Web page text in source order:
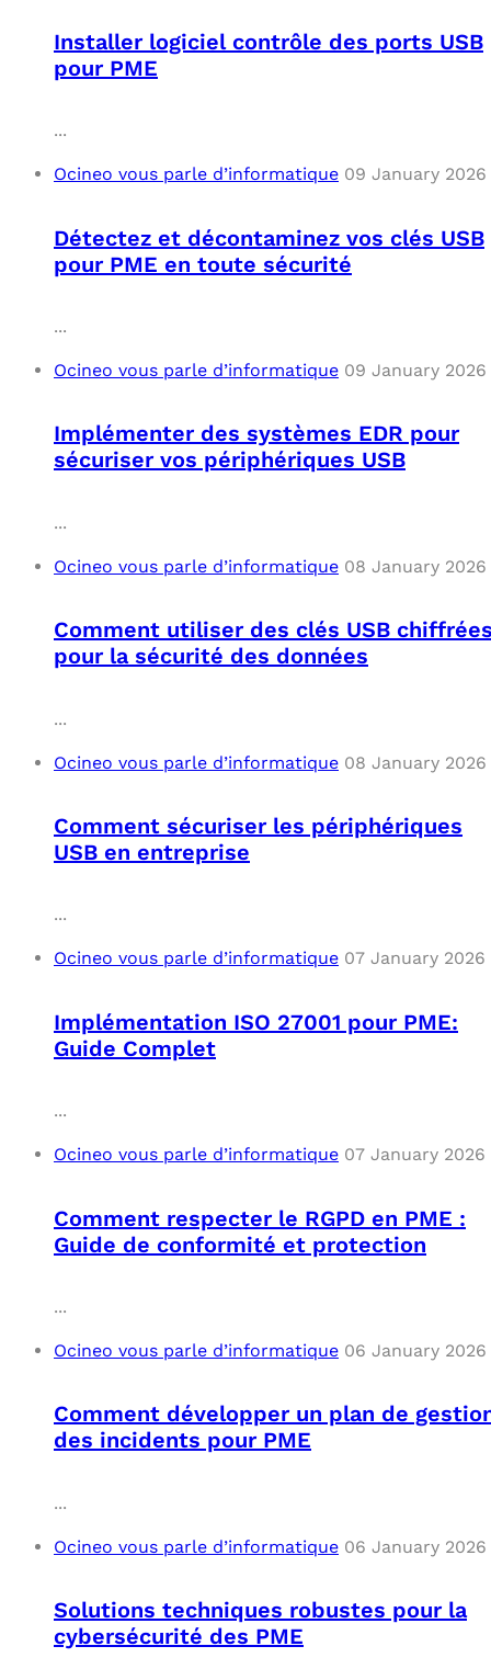
Installer logiciel contrôle des ports USB
pour PME
...
Ocineo vous parle d’informatique 09 January 2026
Détectez et décontaminez vos clés USB
pour PME en toute sécurité
...
Ocineo vous parle d’informatique 09 January 2026
Implémenter des systèmes EDR pour
sécuriser vos périphériques USB
...
Ocineo vous parle d’informatique 08 January 2026
Comment utiliser des clés USB
pour la sécurité des données
...
Ocineo vous parle d’informatique 08 January 2026
Comment sécuriser les périphériques
USB en entreprise
...
Ocineo vous parle d’informatique 07 January 2026
Implémentation ISO 27001 pour PME:
Guide Complet
...
Ocineo vous parle d’informatique 07 January 2026
Comment respecter le RGPD en PME :
Guide de conformité et protection
...
Ocineo vous parle d’informatique 06 January 2026
Comment développer un plan de
des incidents pour PME
...
Ocineo vous parle d’informatique 06 January 2026
Solutions techniques robustes pour la
cybersécurité des PME